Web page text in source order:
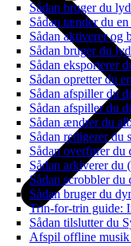
Sådan bruger du
Sådan tænder du
Sådan aktiverer og
Sådan bruger du
Sådan eksporterer
Sådan opretter du
Sådan afspiller du
Sådan afspiller du
Sådan ændrer du
Sådan redigerer
Sådan overfører
Sådan arkiverer du
Sådan scrobbler
Sådan bruger du
Trin-for-trin guide:
Sådan tilslutter du
Afspil offline